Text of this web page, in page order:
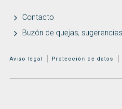
Contacto
Buzón de quejas,
MENÚ ADICIONAL
Aviso legal Protección de datos